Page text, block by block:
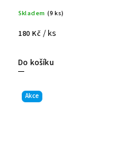
Skladem (9 ks)
180 Kč / ks
Do košíku
Akce